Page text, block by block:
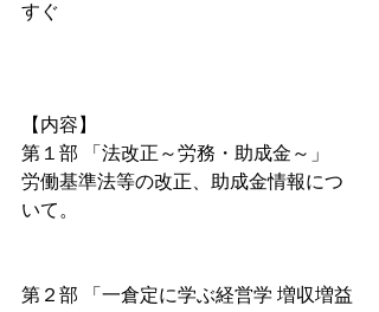
すぐ
【内容】
第１部 「法改正～労務・助成金～」
労働基準法等の改正、助成金情報につ
いて。
第２部 「一倉定に学ぶ経営学 増収増益